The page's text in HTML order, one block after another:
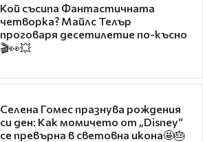
Кой съсипа Фантастичната
четворка? Майлс Телър
проговаря десетилетие по-късно
🎬👀💥
Селена Гомес празнува рождения
си ден: Как момичето от „Disney“
се превърна в световна икона🤩🎂